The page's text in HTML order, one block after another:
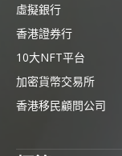
虛擬銀行
香港證券行
10大NFT平台
加密貨幣交易所
香港移民顧問公司